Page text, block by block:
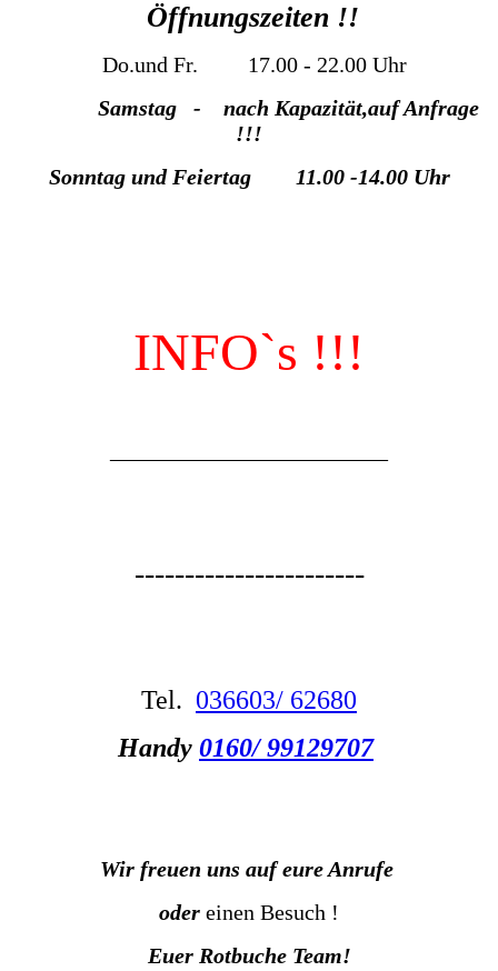
Öffnungszeiten !!
Do.und Fr. 17.00 - 22.00 Uhr
Samstag - nach Kapazität,auf Anfrage
!!!
Sonntag und Feiertag 11.00 -14.00 Uhr
INFO`s !!!
-----------------------
Tel. 036603/ 62680
Handy 0160/ 99129707
Wir freuen uns auf eure Anrufe
oder einen Besuch !
Euer Rotbuche Team!